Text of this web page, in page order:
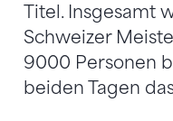
Titel. Insgesamt
Schweizer
9000 Personen
beiden Tagen